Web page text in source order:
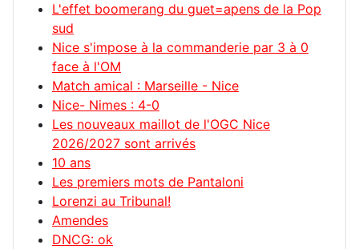
L'effet boomerang du guet=apens de la Pop
sud
Nice s'impose à la commanderie par 3 à 0
face à l'OM
Match amical : Marseille - Nice
Nice- Nimes : 4-0
Les nouveaux maillot de l'OGC Nice
2026/2027 sont arrivés
10 ans
Les premiers mots de Pantaloni
Lorenzi au Tribunal!
Amendes
DNCG: ok